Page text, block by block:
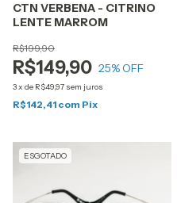
CTN VERBENA - CITRINO
LENTE MARROM
R$149,90
R$199,90
25% OFF
3x de R$49,97 sem juros
R$142,41 com Pix
ESGOTADO